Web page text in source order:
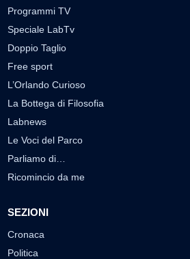
Programmi TV
Speciale LabTv
Doppio Taglio
Free sport
L’Orlando Curioso
La Bottega di Filosofia
Labnews
Le Voci del Parco
Parliamo di…
Ricomincio da me
SEZIONI
Cronaca
Politica